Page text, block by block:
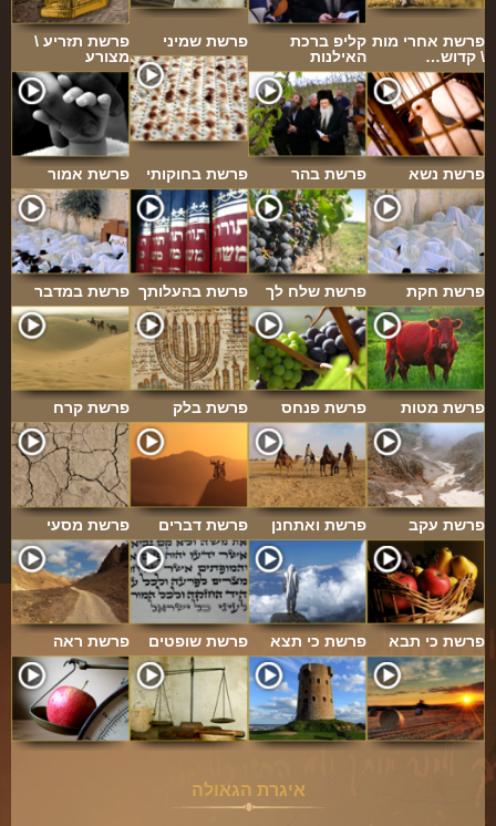
פרשת תזריע \
מצורע
פרשת שמיני
קליפ ברכת
האילנות
פרשת אחרי מות
\ קדוש…
פרשת אמור פרשת בחוקותי פרשת בהר פרשת נשא
פרשת במדבר פרשת בהעלותך פרשת שלח לך פרשת חקת
פרשת קרח פרשת בלק פרשת פנחס פרשת מטות
פרשת מסעי פרשת דברים פרשת ואתחנן פרשת עקב
פרשת ראה פרשת שופטים פרשת כי תצא פרשת כי תבא
איגרת הגאולה